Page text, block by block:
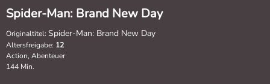
Spider-Man: Brand New Day
Originaltitel: Spider-Man: Brand New Day
Altersfreigabe: 12
Action, Abenteuer
144 Min.